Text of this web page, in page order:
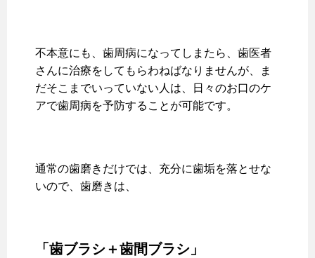
不本意にも、歯周病になってしまたら、歯医者
さんに治療をしてもらわねばなりませんが、ま
だそこまでいっていない人は、日々のお口のケ
アで歯周病を予防することが可能です。
通常の歯磨きだけでは、充分に歯垢を落とせな
いので、歯磨きは、
「歯ブラシ＋歯間ブラシ」